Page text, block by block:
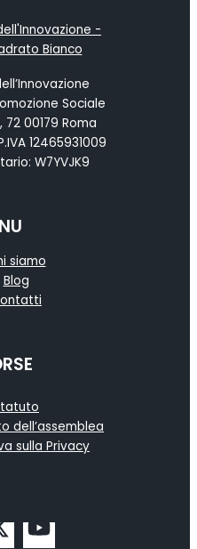
Sociale
00179 Roma
12465931009
W7YVJK9
siamo
Blog
dell’assemblea
sulla Privacy